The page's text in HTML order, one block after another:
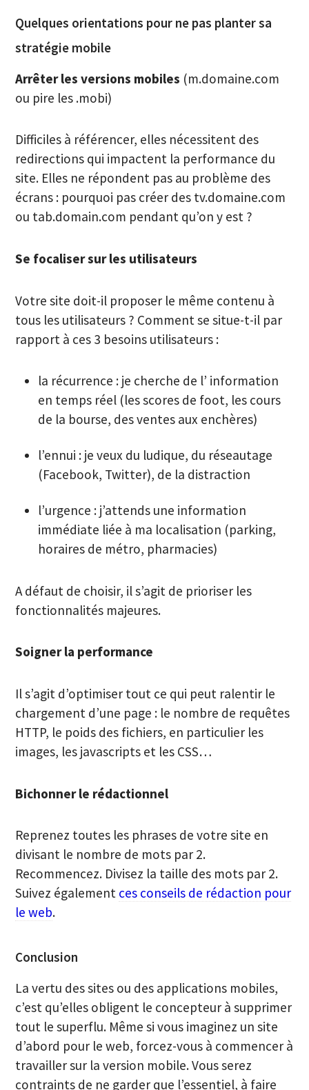
Quelques orientations pour ne pas planter sa
stratégie mobile
Arrêter les versions mobiles (m.domaine.com
ou pire les .mobi)
Difficiles à référencer, elles nécessitent des
redirections qui impactent la performance du
site. Elles ne répondent pas au problème des
écrans : pourquoi pas créer des tv.domaine.com
ou tab.domain.com pendant qu’on y est ?
Se focaliser sur les utilisateurs
Votre site doit-il proposer le même contenu à
tous les utilisateurs ? Comment se situe-t-il par
rapport à ces 3 besoins utilisateurs :
la récurrence : je cherche de l’ information
en temps réel (les scores de foot, les cours
de la bourse, des ventes aux enchères)
l’ennui : je veux du ludique, du réseautage
(Facebook, Twitter), de la distraction
l’urgence : j’attends une information
immédiate liée à ma localisation (parking,
horaires de métro, pharmacies)
A défaut de choisir, il s’agit de prioriser les
fonctionnalités majeures.
Soigner la performance
Il s’agit d’optimiser tout ce qui peut ralentir le
chargement d’une page : le nombre de requêtes
HTTP, le poids des fichiers, en particulier les
images, les javascripts et les CSS…
Bichonner le rédactionnel
Reprenez toutes les phrases de votre site en
divisant le nombre de mots par 2.
Recommencez. Divisez la taille des mots par 2.
Suivez également ces conseils de rédaction pour
le web.
Conclusion
La vertu des sites ou des applications mobiles,
c’est qu’elles obligent le concepteur à supprimer
tout le superflu. Même si vous imaginez un site
d’abord pour le web, forcez-vous à commencer à
travailler sur la version mobile. Vous serez
contraints de ne garder que l’essentiel, à faire